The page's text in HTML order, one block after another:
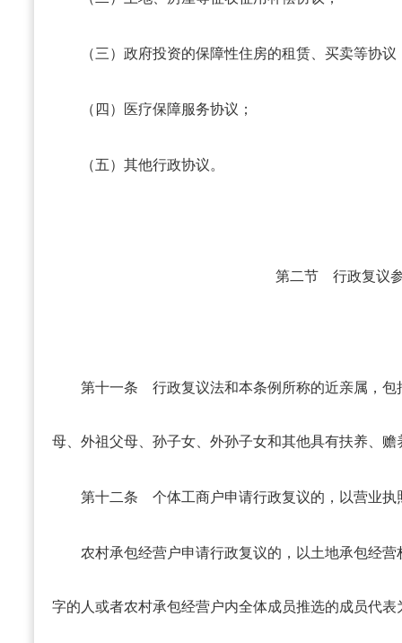
（三）政府投资的保障性住房的租赁、买卖等协议
（四）医疗保障服务协议；
（五）其他行政协议。
第二节 行政复议
第十一条 行政复议法和本条例所称的近亲属，包
母、外祖父母、孙子女、外孙子女和其他具有扶养、赡
第十二条 个体工商户申请行政复议的，以营业执
农村承包经营户申请行政复议的，以土地承包经
字的人或者农村承包经营户内全体成员推选的成员代表